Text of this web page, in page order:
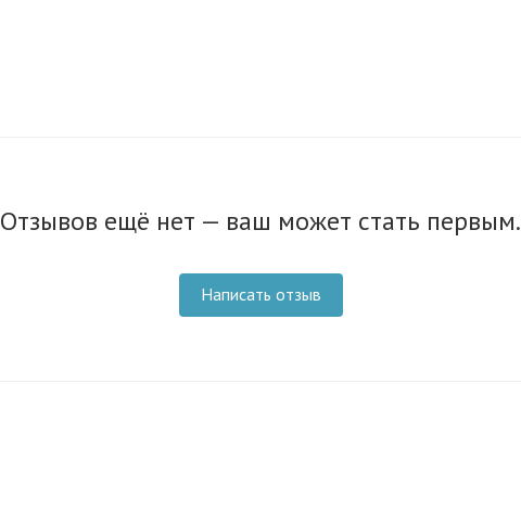
Отзывов ещё нет — ваш может стать первым.
Написать отзыв